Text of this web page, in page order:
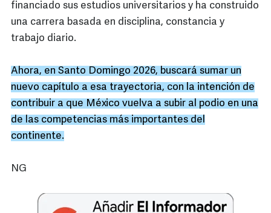
financiado sus estudios universitarios y ha construido
una carrera basada en disciplina, constancia y
trabajo diario.
Ahora, en Santo Domingo 2026, buscará sumar un
nuevo capítulo a esa trayectoria, con la intención de
contribuir a que México vuelva a subir al podio en una
de las competencias más importantes del
continente.
NG